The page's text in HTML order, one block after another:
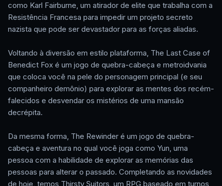
como Karl Fairburne, um atirador de elite que trabalha com a
Resistência Francesa para impedir um projeto secreto
nazista que pode ser devastador para as forças aliadas.
Voltando à diversão em estilo plataforma, The Last Case of
Benedict Fox é um jogo de quebra-cabeça e metroidvania
que coloca você na pele do personagem principal (e seu
companheiro demônio) para explorar as mentes dos recém-
falecidos e desvendar os mistérios de uma mansão
decrépita.
Da mesma forma, The Rewinder é um jogo de quebra-
cabeça e aventura no qual você joga como Yun, uma
pessoa com a habilidade de explorar as memórias das
pessoas para alterar o passado. Completando as novidades
de hoje, temos Thirsty Suitors, um RPG baseado em turnos